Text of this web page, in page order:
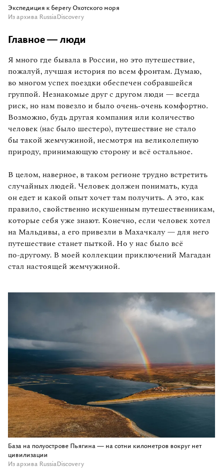
Экспедиция к берегу Охотского моря
Из архива RussiaDiscovery
Главное — люди
Я много где бывала в России, но это путешествие,
пожалуй, лучшая история по всем фронтам. Думаю,
во многом успех поездки обеспечен собравшейся
группой. Незнакомые друг с другом люди — всегда
риск, но нам повезло и было очень‑очень комфортно.
Возможно, будь другая компания или количество
человек (нас было шестеро), путешествие не стало
бы такой жемчужиной, несмотря на великолепную
природу, принимающую сторону и всё остальное.
В целом, наверное, в таком регионе трудно встретить
случайных людей. Человек должен понимать, куда
он едет и какой опыт хочет там получить. А это, как
правило, свойственно искушенным путешественникам,
которые себя уже знают. Конечно, если человек хотел
на Мальдивы, а его привезли в Махачкалу — для него
путешествие станет пыткой. Но у нас было всё
по‑другому. В моей коллекции приключений Магадан
стал настоящей жемчужиной.
База на полуострове Пьягина — на сотни километров вокруг нет
цивилизации
Из архива RussiaDiscovery